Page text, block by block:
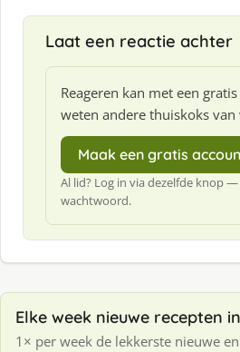
Laat een reactie achter
Reageren kan met een
weten andere thuiskoks
Maak een gratis
Al lid? Log in via dezelfde knop
wachtwoord.
Elke week nieuwe recepten
1× per week de lekkerste nieuwe